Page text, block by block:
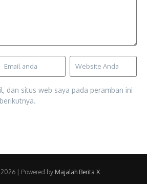
dan situs web saya pada peramban ini
| Powered by Majalah Berita X